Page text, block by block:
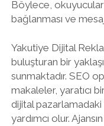
Böylece,
bağlanması ve
Yakutiye Dijital
buluşturan bir
sunmaktadır. SEO
makaleler, yaratıcı
dijital pazarlamadaki
yardımcı olur.